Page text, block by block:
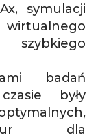
symulacji
badań
były
dla